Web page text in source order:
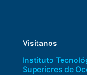
Visítanos
Instituto
Superiores de